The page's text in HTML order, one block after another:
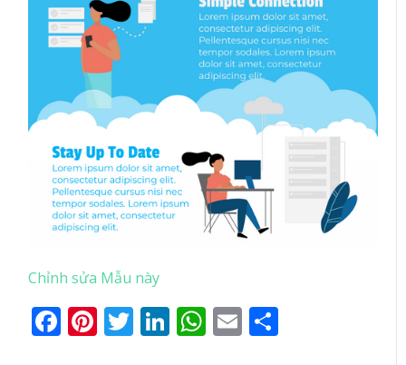
Chỉnh sửa Mẫu này
Facebook
Pinterest
Twitter
LinkedIn
WhatsApp
Email